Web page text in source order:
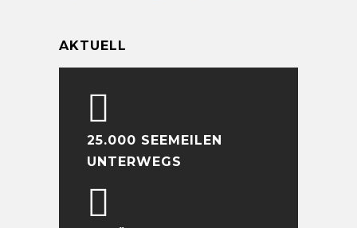
AKTUELL
25.000 SEEMEILEN
UNTERWEGS